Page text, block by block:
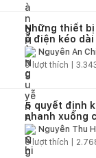
Những thiết
ổ điện kéo
chập cháy
Nguyễn An Chi
9lượt thích |
5 quyết định
nhanh xuống
nămNguyễn Thu
5lượt thích |